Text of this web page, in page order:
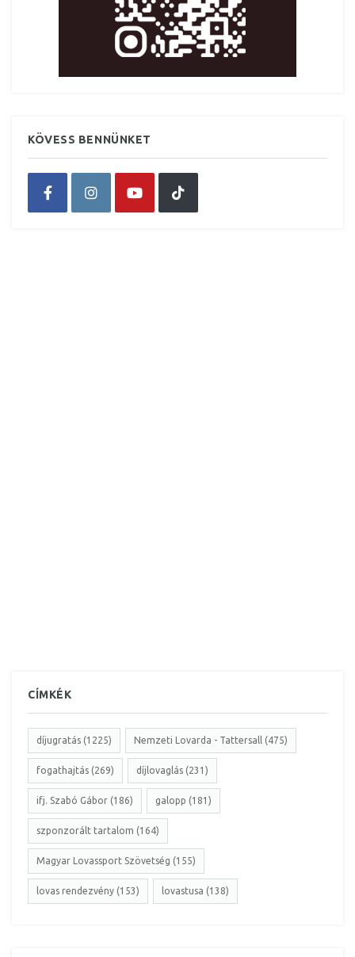
KÖVESS BENNÜNKET
CÍMKÉK
díjugratás (1225) Nemzeti Lovarda - Tattersall (475)
fogathajtás (269) díjlovaglás (231)
ifj. Szabó Gábor (186) galopp (181)
szponzorált tartalom (164)
Magyar Lovassport Szövetség (155)
lovas rendezvény (153) lovastusa (138)